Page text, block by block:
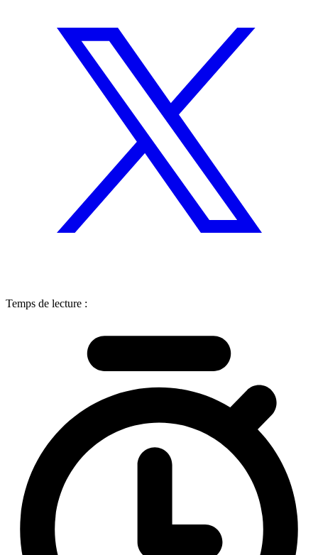
Temps de lecture :